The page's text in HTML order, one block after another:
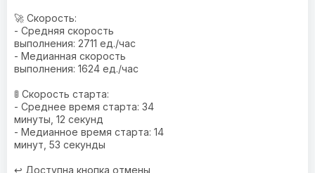
🚀 Скорость:
- Средняя скорость
выполнения: 2711 ед./час
- Медианная скорость
выполнения: 1624 ед./час
🚦 Скорость старта:
- Среднее время старта: 34
минуты, 12 секунд
- Медианное время старта: 14
минут, 53 секунды
↩️ Доступна кнопка отмены